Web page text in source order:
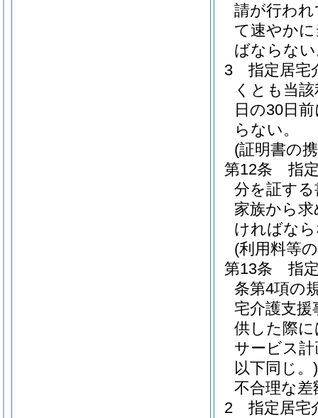
請が行わ
て速やか
ばならな
3
指定居宅
くとも当
日の30日
らない。
(証明書の
第12条
指
分を証す
家族から
ければな
(利用料等
第13条
指
条第4項の
宅介護支
供した際
サービス
以下同じ。)
不合理な
2
指定居宅